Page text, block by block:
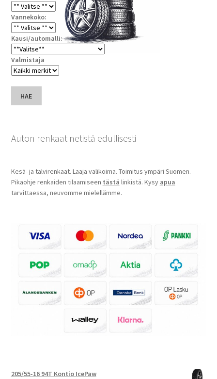
Vannekoko:
Kausi/automalli:
Valmistaja
HAE
Auton renkaat netistä edullisesti
Kesä- ja talvirenkaat. Laaja valikoima. Toimitus ympäri Suomen.
Pikaohje renkaiden tilaamiseen tästä linkistä. Kysy apua
tarvittaessa, neuvomme mielellämme.
205/55-16 94T Kontio IcePaw